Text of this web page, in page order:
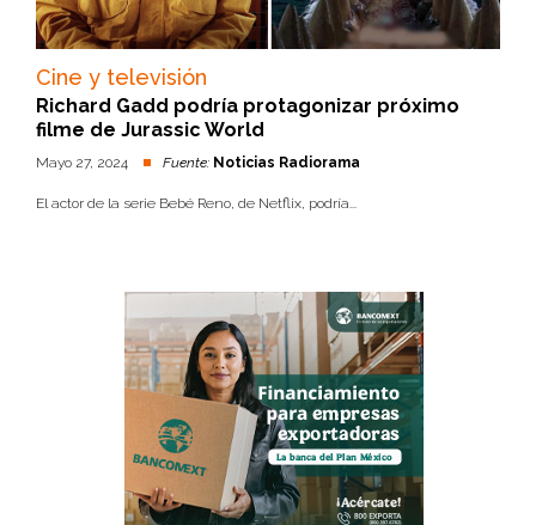
Cine y televisión
Richard Gadd podría protagonizar próximo
filme de Jurassic World
Mayo 27, 2024 Fuente: Noticias Radiorama
El actor de la serie Bebé Reno, de Netflix, podría...